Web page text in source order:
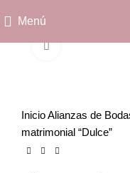
Menú
Clic para
InicioAlianzas de
matrimonial “Dulce”